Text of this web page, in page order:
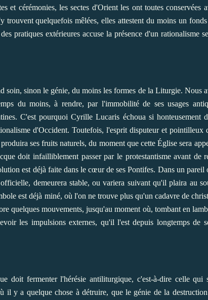
et cérémonies, les sectes d'Orient les ont toutes conservées
trouvent quelquefois mêlées, elles attestent du moins un
pratiques extérieures accuse la présence d'un rationalisme
soin, sinon le génie, du moins les formes de la Liturgie. Nous
du moins, à rendre, par l'immobilité de ses usages
C'est pourquoi Cyrille Lucaris échoua si honteusement
d'Occident. Toutefois, l'esprit disputeur et pointilleux
ses fruits naturels, du moment que cette Église sera
doit infailliblement passer par le protestantisme avant de
est déjà faite dans le cœur de ses Pontifes. Dans un pareil
demeurera stable, ou variera suivant qu'il plaira au
est déjà miné, où l'on ne trouve plus qu'un cadavre de
quelques mouvements, jusqu'au moment où, tombant en
les impulsions externes, qu'il l'est depuis longtemps de
doit fermenter l'hérésie antiliturgique, c'est-à-dire celle qui
il y a quelque chose à détruire, que le génie de la destruction